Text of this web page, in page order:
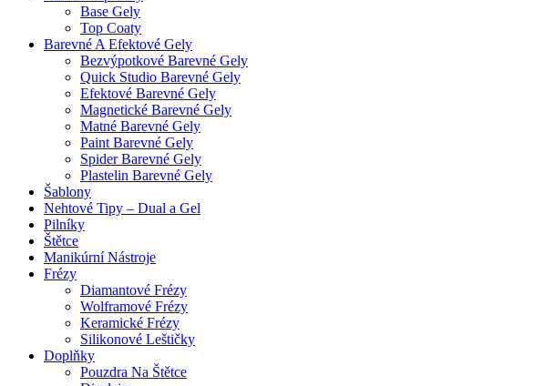
Base Gely
Top Coaty
Barevné A Efektové Gely
Bezvýpotkové Barevné Gely
Quick Studio Barevné Gely
Efektové Barevné Gely
Magnetické Barevné Gely
Matné Barevné Gely
Paint Barevné Gely
Spider Barevné Gely
Plastelin Barevné Gely
Šablony
Nehtové Tipy – Dual a Gel
Pilníky
Štětce
Manikúrní Nástroje
Frézy
Diamantové Frézy
Wolframové Frézy
Keramické Frézy
Silikonové Leštičky
Doplňky
Pouzdra Na Štětce